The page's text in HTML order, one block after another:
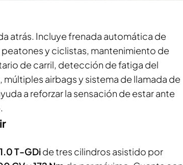
atrás. Incluye frenada automática de
y ciclistas, mantenimiento de
de carril, detección de fatiga del
airbags y sistema de llamada de
a reforzar la sensación de estar ante
1.0 T-GDide tres cilindros asistido por